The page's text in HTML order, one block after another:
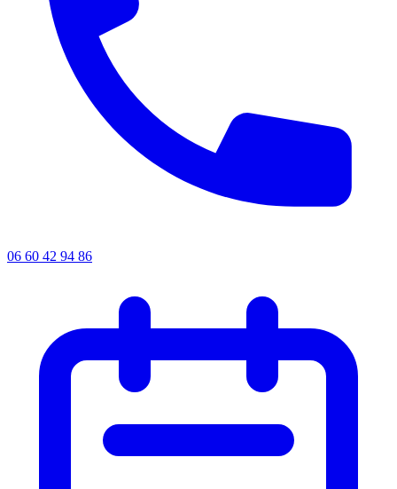
06 60 42 94 86